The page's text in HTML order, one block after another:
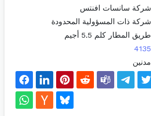
شركة سانسات افنتس
شركة ذات المسؤولية المحدودة
طريق المطار كلم 5.5 أجيم
4135
مدنين